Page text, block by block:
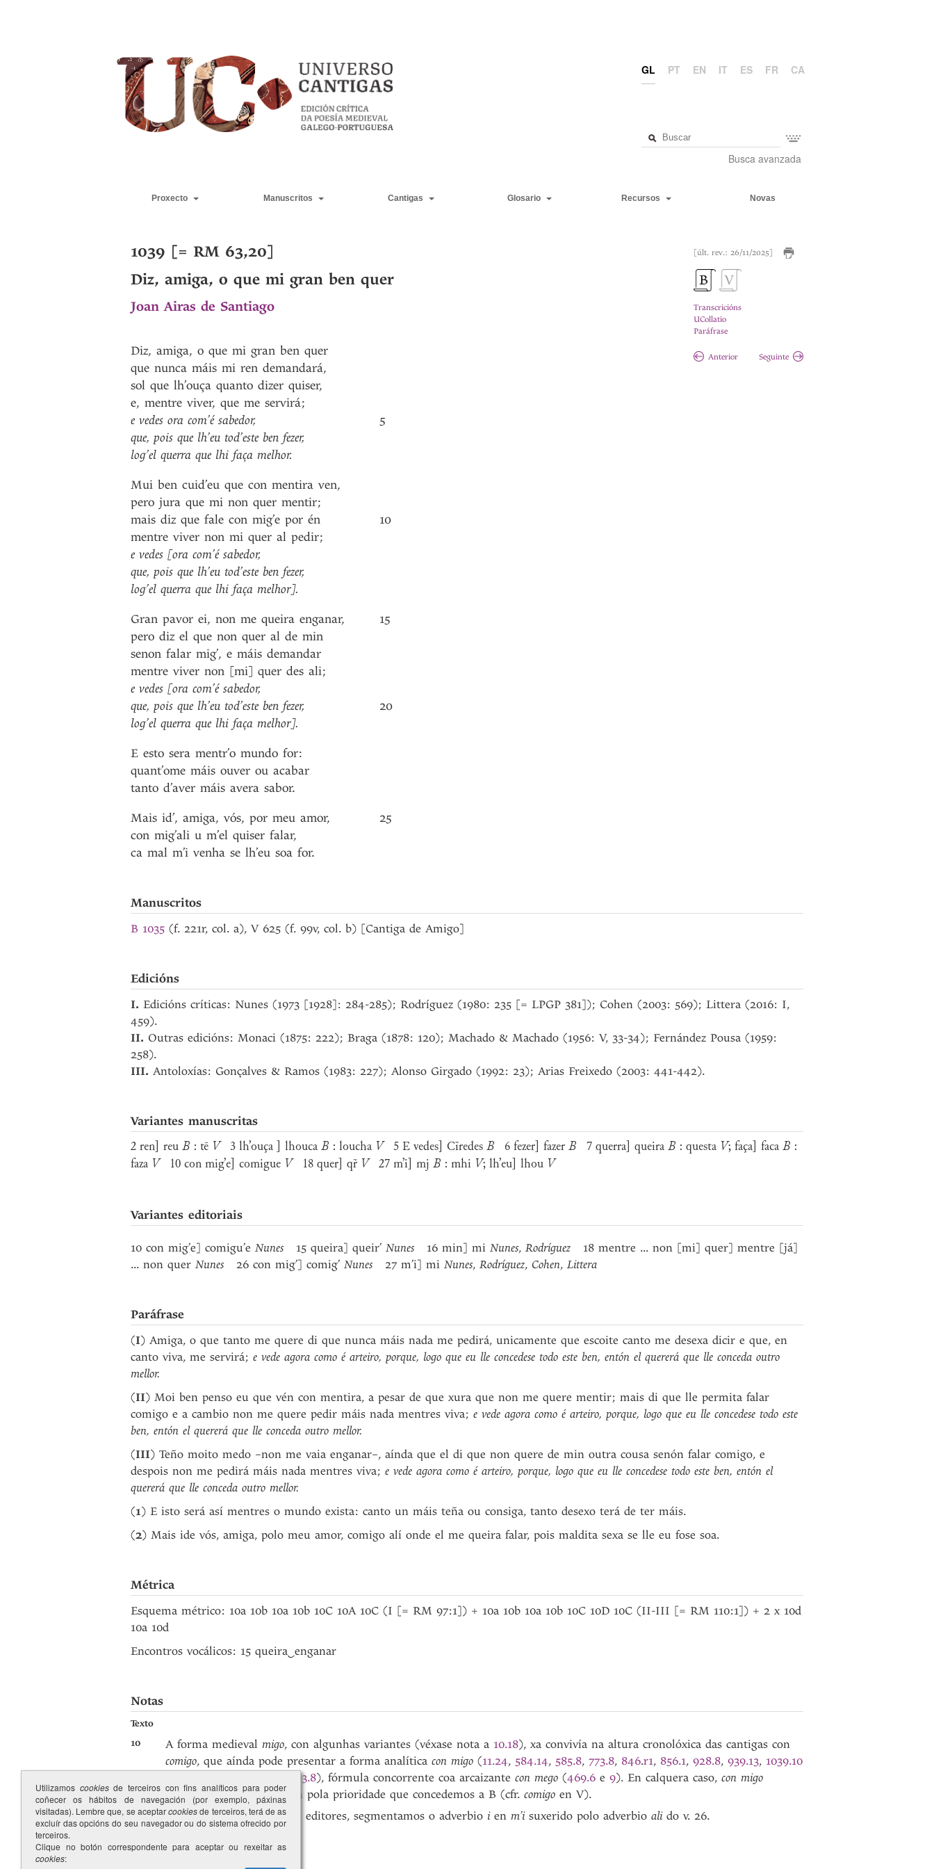
GL PT EN IT ES FR CA
Busca avanzada
Proxecto Manuscritos Cantigas Glosario Recursos Novas
[últ. rev.: 26/11/2025]
Transcricións
UCollatio
Paráfrase
Anterior Seguinte
1039 [= RM 63,20]
Diz, amiga, o que mi gran ben quer
Joan Airas de Santiago
Diz, amiga, o que mi gran ben quer
que nunca máis mi ren demandará,
sol que lh’ouça quanto dizer quiser,
e, mentre viver, que me servirá;
e vedes ora com’é sabedor,
que, pois que lh’eu tod’este ben fezer,
log’el querra que lhi faça melhor.
Mui ben cuid’eu que con mentira ven,
pero jura que mi non quer mentir;
mais diz que fale con mig’e por én
mentre viver non mi quer al pedir;
e vedes [ora com’é sabedor,
que, pois que lh’eu tod’este ben fezer,
log’el querra que lhi faça melhor].
Gran pavor ei, non me queira enganar,
pero diz el que non quer al de min
senon falar mig’, e máis demandar
mentre viver non [mi] quer des ali;
e vedes [ora com’é sabedor,
que, pois que lh’eu tod’este ben fezer,
log’el querra que lhi faça melhor].
E esto sera mentr’o mundo for:
quant’ome máis ouver ou acabar
tanto d’aver máis avera sabor.
Mais id’, amiga, vós, por meu amor,
con mig’ali u m’el quiser falar,
ca mal m’i venha se lh’eu soa for.
5
10
15
20
25
Manuscritos
B 1035 (f. 221r, col. a), V 625 (f. 99v, col. b) [Cantiga de Amigo]
Edicións
I. Edicións críticas: Nunes (1973 [1928]: 284-285); Rodríguez (1980: 235 [= LPGP 381]); Cohen (2003: 569); Littera (2016: I,
459).
II. Outras edicións: Monaci (1875: 222); Braga (1878: 120); Machado & Machado (1956: V, 33-34); Fernández Pousa (1959:
258).
III. Antoloxías: Gonçalves & Ramos (1983: 227); Alonso Girgado (1992: 23); Arias Freixedo (2003: 441-442).
Variantes manuscritas
2 ren] reu B : tē V 3 lh’ouça ] lhouca B : loucha V 5 E vedes] Cĩredes B 6 fezer] fazer B 7 querra] queira B : questa V; faça] faca B :
faza V 10 con mig’e] comigue V 18 quer] qr̃ V 27 m’i] mj B : mhi V; lh’eu] lhou V
Variantes editoriais
10 con mig’e] comigu’e Nunes 15 queira] queir’ Nunes 16 min] mi Nunes, Rodríguez 18 mentre ... non [mi] quer] mentre [já]
... non quer Nunes 26 con mig’] comig’ Nunes 27 m’i] mi Nunes, Rodríguez, Cohen,Littera
Paráfrase
(I) Amiga, o que tanto me quere di que nunca máis nada me pedirá, unicamente que escoite canto me desexa dicir e que, en
canto viva, me servirá; e vede agora como é arteiro, porque, logo que eu lle concedese todo este ben, entón el quererá que lle conceda outro
mellor.
(II) Moi ben penso eu que vén con mentira, a pesar de que xura que non me quere mentir; mais di que lle permita falar
comigo e a cambio non me quere pedir máis nada mentres viva; e vede agora como é arteiro, porque, logo que eu lle concedese todo este
ben, entón el quererá que lle conceda outro mellor.
(III) Teño moito medo –non me vaia enganar–, aínda que el di que non quere de min outra cousa senón falar comigo, e
despois non me pedirá máis nada mentres viva; e vede agora como é arteiro, porque, logo que eu lle concedese todo este ben, entón el
quererá que lle conceda outro mellor.
(1) E isto será así mentres o mundo exista: canto un máis teña ou consiga, tanto desexo terá de ter máis.
(2) Mais ide vós, amiga, polo meu amor, comigo alí onde el me queira falar, pois maldita sexa se lle eu fose soa.
Métrica
Esquema métrico: 10a 10b 10a 10b 10C 10A 10C (I [= RM 97:1]) + 10a 10b 10a 10b 10C 10D 10C (II-III [= RM 110:1]) + 2 x 10d
10a 10d
Encontros vocálicos: 15 queira enganar
Notas
Texto
10
A forma medieval migo, con algunhas variantes (véxase nota a 10.18), xa convivía na altura cronolóxica das cantigas con
comigo, que aínda pode presentar a forma analítica con migo (11.24, 584.14, 585.8, 773.8, 846.r1, 856.1, 928.8, 939.13, 1039.10
1303.8), fórmula concorrente coa arcaizante con mego (469.6 e 9). En calquera caso, con migo
aparece nesta composición pola prioridade que concedemos a B (cfr. comigo en V).
27 A diferenza dos anteriores editores, segmentamos o adverbio ien m’isuxerido polo adverbio alido v. 26.
Utilizamos cookiesde terceiros con fins analíticos para poder
coñecer os hábitos de navegación (por exemplo, páxinas
visitadas). Lembre que, se aceptarcookiesde terceiros, terá de as
excluír das opcións do seu navegador ou do sistema ofrecido por
terceiros.
Clique no botón correspondente para aceptar ou rexeitar as
cookies: